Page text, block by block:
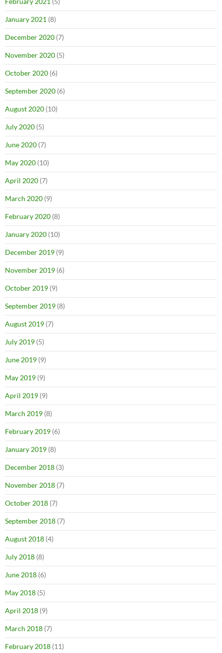
January 2021 (8)
December 2020 (7)
November 2020 (5)
October 2020 (6)
September 2020 (6)
August 2020 (10)
July 2020 (5)
June 2020 (7)
May 2020 (10)
April 2020 (7)
March 2020 (9)
February 2020 (8)
January 2020 (10)
December 2019 (9)
November 2019 (6)
October 2019 (9)
September 2019 (8)
August 2019 (7)
July 2019 (5)
June 2019 (9)
May 2019 (9)
April 2019 (9)
March 2019 (8)
February 2019 (6)
January 2019 (8)
December 2018 (3)
November 2018 (7)
October 2018 (7)
September 2018 (7)
August 2018 (4)
July 2018 (8)
June 2018 (6)
May 2018 (5)
April 2018 (9)
March 2018 (7)
February 2018 (11)